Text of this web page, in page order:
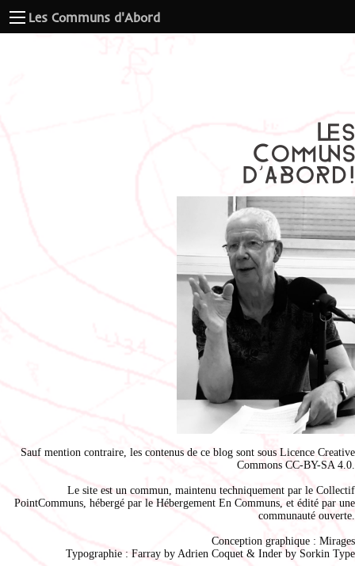
Les Communs d'Abord
Sauf mention contraire, les contenus de ce blog sont sous Licence Creative
Commons CC-BY-SA 4.0
Le site est un commun, maintenu techniquement par le Collectif
PointCommuns , hébergé par le Hébergement En Communs , et édité par une
communauté ouverte.
Conception graphique : Mirages
Typographie : Farray by Adrien Coquet & Inder by Sorkin Type